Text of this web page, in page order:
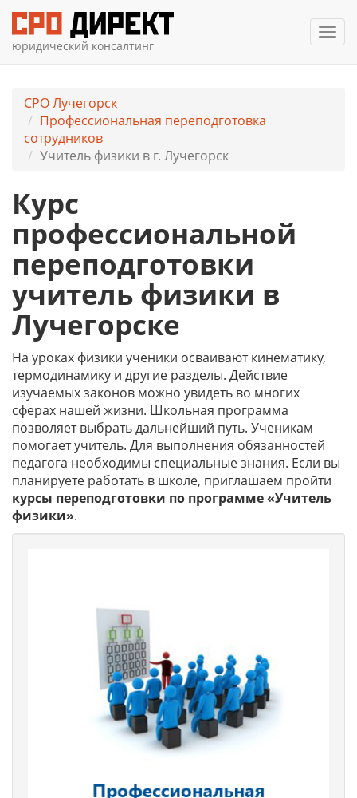
юридический консалтинг
СРО Лучегорск
Профессиональная переподготовка
сотрудников
Учитель физики в г. Лучегорск
Курс
профессиональной
переподготовки
учитель физики в
Лучегорске
На уроках физики ученики осваивают кинематику,
термодинамику и другие разделы. Действие
изучаемых законов можно увидеть во многих
сферах нашей жизни. Школьная программа
позволяет выбрать дальнейший путь. Ученикам
помогает учитель. Для выполнения обязанностей
педагога необходимы специальные знания. Если вы
планируете работать в школе, приглашаем пройти
курсы переподготовки по программе «Учитель
физики».